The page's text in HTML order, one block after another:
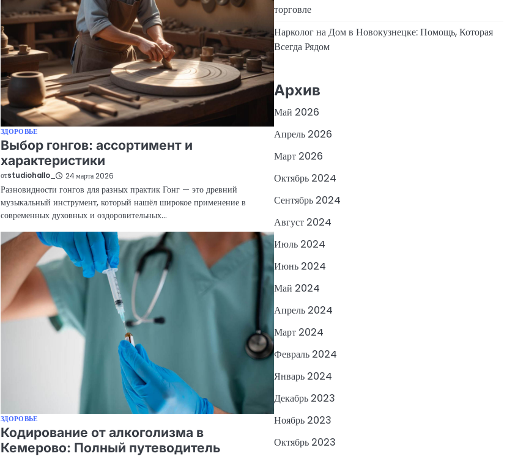
ЗДОРОВЬЕ
Выбор гонгов: ассортимент и
характеристики
отstudiohallo_ 24 марта 2026
Разновидности гонгов для разных практик Гонг — это древний
музыкальный инструмент, который нашёл широкое применение в
современных духовных и оздоровительных…
ЗДОРОВЬЕ
Кодирование от алкоголизма в
Кемерово: Полный путеводитель
торговле
Нарколог на Дом в Новокузнецке: Помощь, Которая
Всегда Рядом
Архив
Май 2026
Апрель 2026
Март 2026
Октябрь 2024
Сентябрь 2024
Август 2024
Июль 2024
Июнь 2024
Май 2024
Апрель 2024
Март 2024
Февраль 2024
Январь 2024
Декабрь 2023
Ноябрь 2023
Октябрь 2023